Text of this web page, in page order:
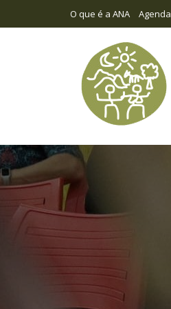
O que é a ANA Agenda